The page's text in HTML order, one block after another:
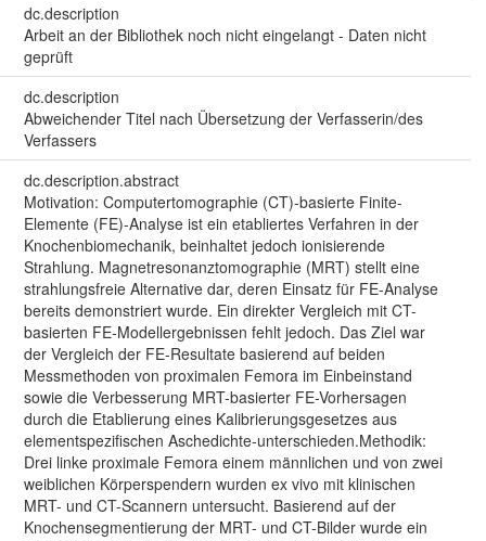
dc.description
Arbeit an der Bibliothek noch nicht eingelangt - Daten nicht
geprüft
dc.description
Abweichender Titel nach Übersetzung der Verfasserin/des
Verfassers
dc.description.abstract
Motivation: Computertomographie (CT)-basierte Finite-
Elemente (FE)-Analyse ist ein etabliertes Verfahren in der
Knochenbiomechanik, beinhaltet jedoch ionisierende
Strahlung. Magnetresonanztomographie (MRT) stellt eine
strahlungsfreie Alternative dar, deren Einsatz für FE-Analyse
bereits demonstriert wurde. Ein direkter Vergleich mit CT-
basierten FE-Modellergebnissen fehlt jedoch. Das Ziel war
der Vergleich der FE-Resultate basierend auf beiden
Messmethoden von proximalen Femora im Einbeinstand
sowie die Verbesserung MRT-basierter FE-Vorhersagen
durch die Etablierung eines Kalibrierungsgesetzes aus
elementspezifischen Aschedichte-unterschieden.Methodik:
Drei linke proximale Femora einem männlichen und von zwei
weiblichen Körperspendern wurden ex vivo mit klinischen
MRT- und CT-Scannern untersucht. Basierend auf der
Knochensegmentierung der MRT- und CT-Bilder wurde ein